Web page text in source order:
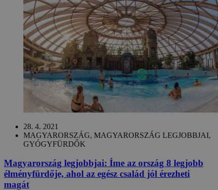
28. 4. 2021
MAGYARORSZÁG, MAGYARORSZÁG LEGJOBBJAI,
GYÓGYFÜRDŐK
Magyarország legjobbjai: Íme az ország 8 legjobb
élményfürdője, ahol az egész család jól érezheti
magát